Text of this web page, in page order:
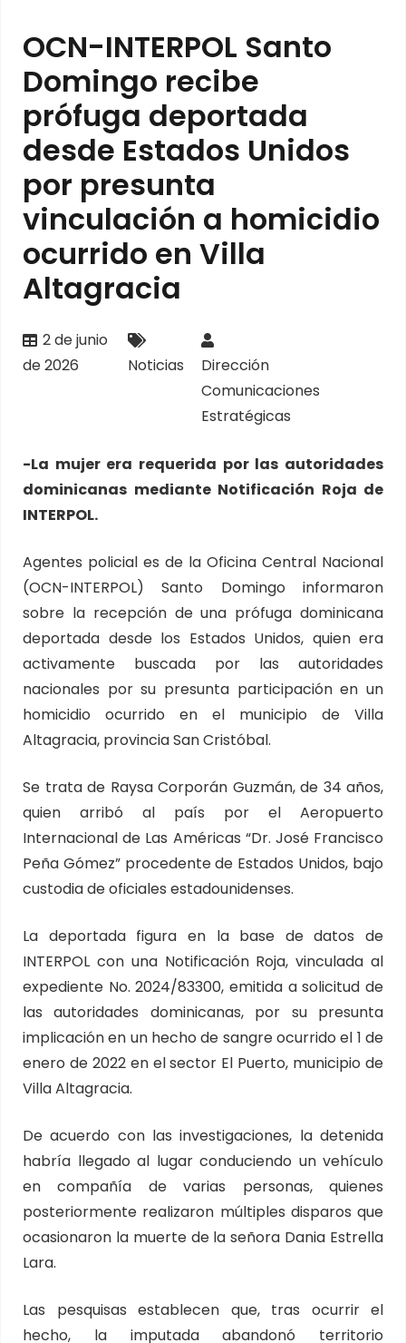
OCN-INTERPOL Santo
Domingo recibe
prófuga deportada
desde Estados Unidos
por presunta
vinculación a homicidio
ocurrido en Villa
Altagracia
2 de junio
de 2026
Noticias
Dirección
Comunicaciones
Estratégicas
-La mujer era requerida por las autoridades
dominicanas mediante Notificación Roja de
INTERPOL.
Agentes policial es de la Oficina Central Nacional
(OCN-INTERPOL) Santo Domingo informaron
sobre la recepción de una prófuga dominicana
deportada desde los Estados Unidos, quien era
activamente buscada por las autoridades
nacionales por su presunta participación en un
homicidio ocurrido en el municipio de Villa
Altagracia, provincia San Cristóbal.
Se trata de Raysa Corporán Guzmán, de 34 años,
quien arribó al país por el Aeropuerto
Internacional de Las Américas “Dr. José Francisco
Peña Gómez” procedente de Estados Unidos, bajo
custodia de oficiales estadounidenses.
La deportada figura en la base de datos de
INTERPOL con una Notificación Roja, vinculada al
expediente No. 2024/83300, emitida a solicitud de
las autoridades dominicanas, por su presunta
implicación en un hecho de sangre ocurrido el 1 de
enero de 2022 en el sector El Puerto, municipio de
Villa Altagracia.
De acuerdo con las investigaciones, la detenida
habría llegado al lugar conduciendo un vehículo
en compañía de varias personas, quienes
posteriormente realizaron múltiples disparos que
ocasionaron la muerte de la señora Dania Estrella
Lara.
Las pesquisas establecen que, tras ocurrir el
hecho, la imputada abandonó territorio